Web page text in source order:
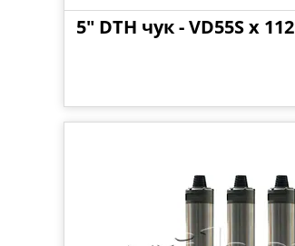
5" DTH чук - VD55S x 112